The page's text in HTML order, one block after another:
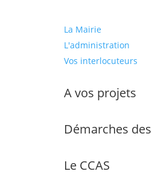
La Mairie
L'administration
Vos interlocuteurs
A vos projets
Démarches
Le CCAS